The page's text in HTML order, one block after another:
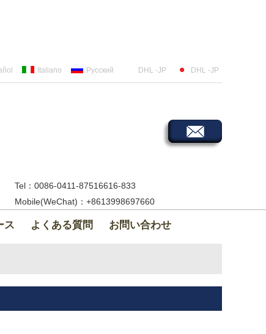
Italiano Русский DHL -JP DHL -JP
Tel：0086-0411-87516616-833
Mobile(WeChat)：+8613998697660
ス よくある質問 お問い合わせ